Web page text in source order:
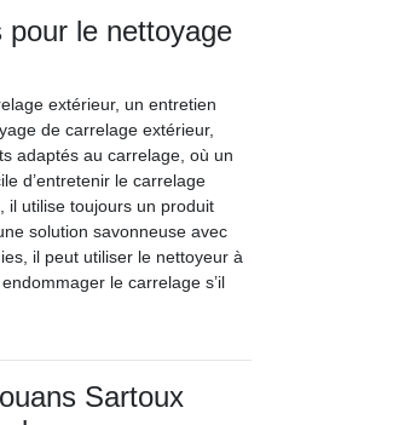
pour le nettoyage
extérieur, un entretien
de carrelage extérieur,
adaptés au carrelage, où un
d’entretenir le carrelage
il utilise toujours un produit
solution savonneuse avec
il peut utiliser le nettoyeur à
le carrelage s’il
Sartoux